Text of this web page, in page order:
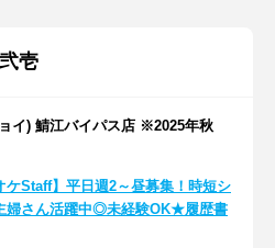
壱
イ) 鯖江バイパス店 ※2025年秋
ケStaff】平日週2～昼募集！時短シ
婦さん活躍中◎未経験OK★履歴書